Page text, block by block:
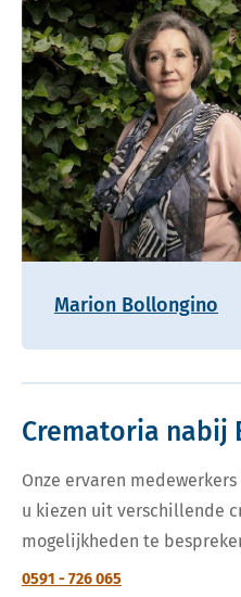
Marion Bollongino
Crematoria nabij
Onze ervaren
u kiezen uit verschillende
mogelijkheden te
0591 - 726 065